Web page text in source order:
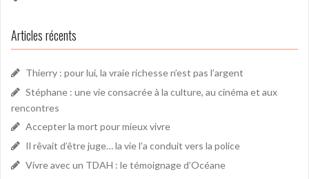
Articles récents
Thierry : pour lui, la vraie richesse n’est pas l’argent
Stéphane : une vie consacrée à la culture, au cinéma et aux
rencontres
Accepter la mort pour mieux vivre
Il rêvait d’être juge… la vie l’a conduit vers la police
Vivre avec un TDAH : le témoignage d’Océane